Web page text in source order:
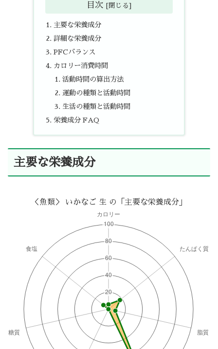
目次
主要な栄養成分
詳細な栄養成分
PFCバランス
カロリー消費時間
活動時間の算出方法
運動の種類と活動時間
生活の種類と活動時間
栄養成分 FAQ
主要な栄養成分
＜魚類＞ いかなご 生 の「主要な栄養成分」